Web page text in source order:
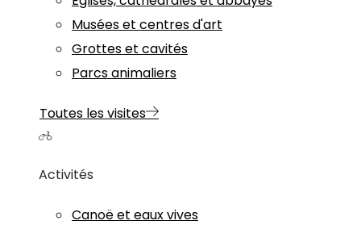
Musées et centres d'art
Grottes et cavités
Parcs animaliers
Toutes les visites
Activités
Canoë et eaux vives